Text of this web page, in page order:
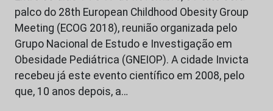
palco do 28th European Childhood Obesity Group
Meeting (ECOG 2018), reunião organizada pelo
Grupo Nacional de Estudo e Investigação em
Obesidade Pediátrica (GNEIOP). A cidade Invicta
recebeu já este evento científico em 2008, pelo
que, 10 anos depois, a…